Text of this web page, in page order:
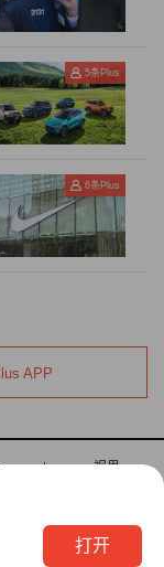
未有的机遇和挑
结构，才能保持
续健康发展。同
与其他国家和市
力。（财富中文
网立场。未经允
5条Plus
6条Plus
APP
视界
打开